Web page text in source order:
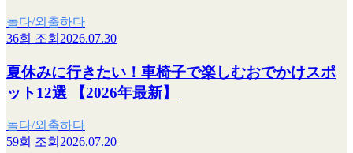
놀다/외출하다
36회 조회 2026.07.30
夏休みに行きたい！車椅子で楽しむおでかけスポ
ット12選 【2026年最新】
놀다/외출하다
59회 조회 2026.07.20